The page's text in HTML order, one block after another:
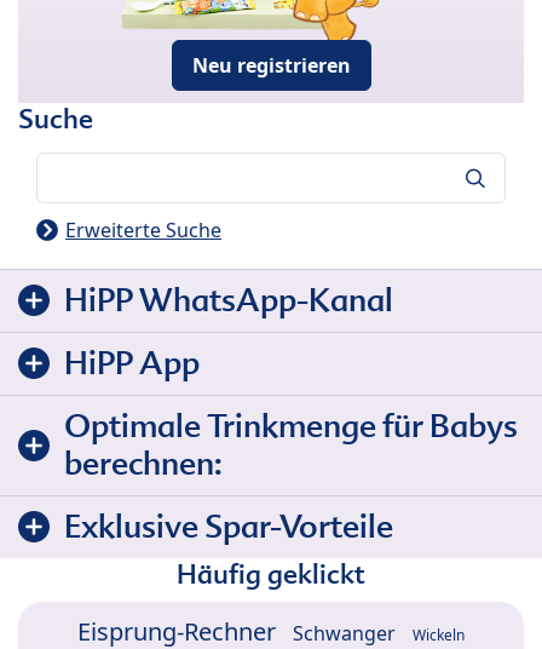
Neu registrieren
Suche
Erweiterte Suche
HiPP WhatsApp-Kanal
HiPP App
Optimale Trinkmenge für Babys
berechnen:
Exklusive Spar-Vorteile
Häufig geklickt
Eisprung-Rechner Schwanger Wickeln